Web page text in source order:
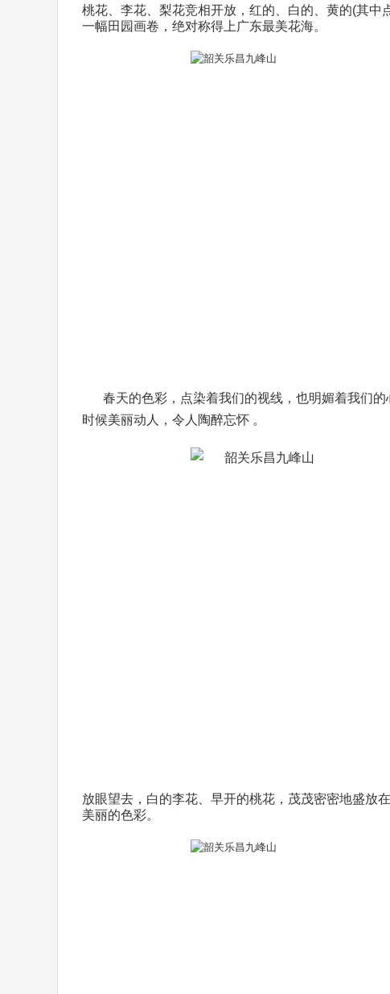
桃花、李花、梨花竞相开放，红的、白的、黄的(其
一幅田园画卷，绝对称得上广东最美花海。
春天的色彩，点染着我们的视线，也明媚着我们
时候美丽动人，令人陶醉忘怀 。
放眼望去，白的李花、早开的桃花，茂茂密密地盛放
美丽的色彩。